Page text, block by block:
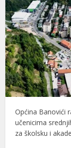
Općina Banovići
učenicima
za školsku i